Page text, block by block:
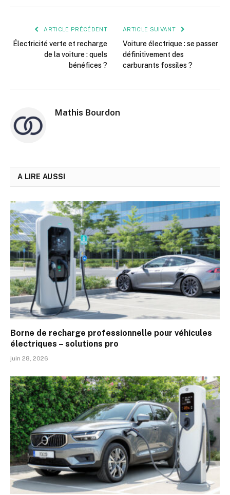
ARTICLE PRÉCÉDENT
Électricité verte et recharge
de la voiture : quels
bénéfices ?
ARTICLE SUIVANT
Voiture électrique : se passer
définitivement des
carburants fossiles ?
Mathis Bourdon
A LIRE AUSSI
Borne de recharge professionnelle pour véhicules
électriques – solutions pro
juin 28, 2026